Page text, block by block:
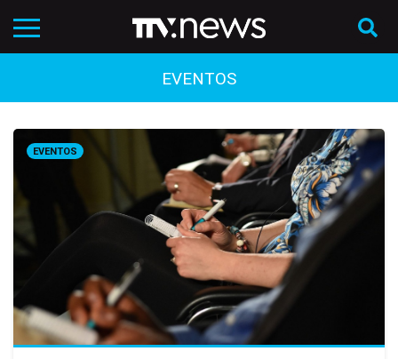
EVENTOS
EVENTOS